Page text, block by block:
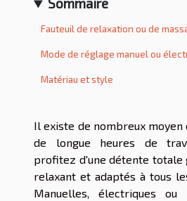
Sommaire
Fauteuil de relaxation ou de
Mode de réglage manuel ou
Matériau et style
Il existe de nombreux moyen
de longue heures de
profitez d'une détente totale
relaxant et adaptés à tous
Manuelles, électriques